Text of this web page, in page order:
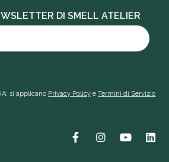
DI SMELL ATELIER
si applicano Privacy Policy eTermini di Servizio